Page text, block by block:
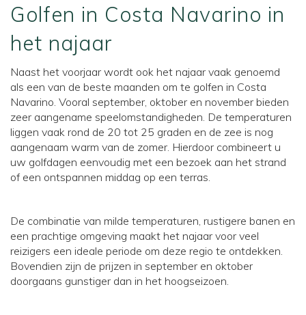
Golfen in Costa Navarino in
het najaar
Naast het voorjaar wordt ook het najaar vaak genoemd
als een van de beste maanden om te golfen in Costa
Navarino. Vooral september, oktober en november bieden
zeer aangename speelomstandigheden. De temperaturen
liggen vaak rond de 20 tot 25 graden en de zee is nog
aangenaam warm van de zomer. Hierdoor combineert u
uw golfdagen eenvoudig met een bezoek aan het strand
of een ontspannen middag op een terras.
De combinatie van milde temperaturen, rustigere banen en
een prachtige omgeving maakt het najaar voor veel
reizigers een ideale periode om deze regio te ontdekken.
Bovendien zijn de prijzen in september en oktober
doorgaans gunstiger dan in het hoogseizoen.